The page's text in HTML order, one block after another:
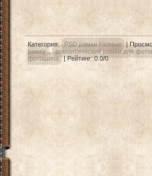
Категория: PSD рамки Разные |
рамку , романтические рамки для
фотошопа |Рейтинг:0.0/0